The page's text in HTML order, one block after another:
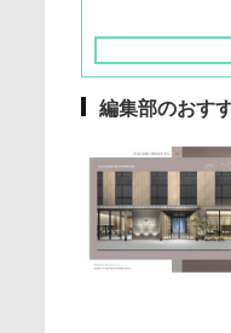
編集部のおす